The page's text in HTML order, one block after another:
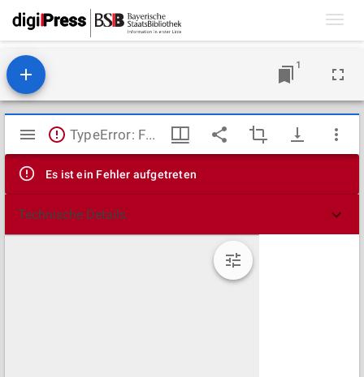
1
Mirador
Viewer
TypeError: Failed to fetch
Es ist ein Fehler aufgetreten
Technische Details